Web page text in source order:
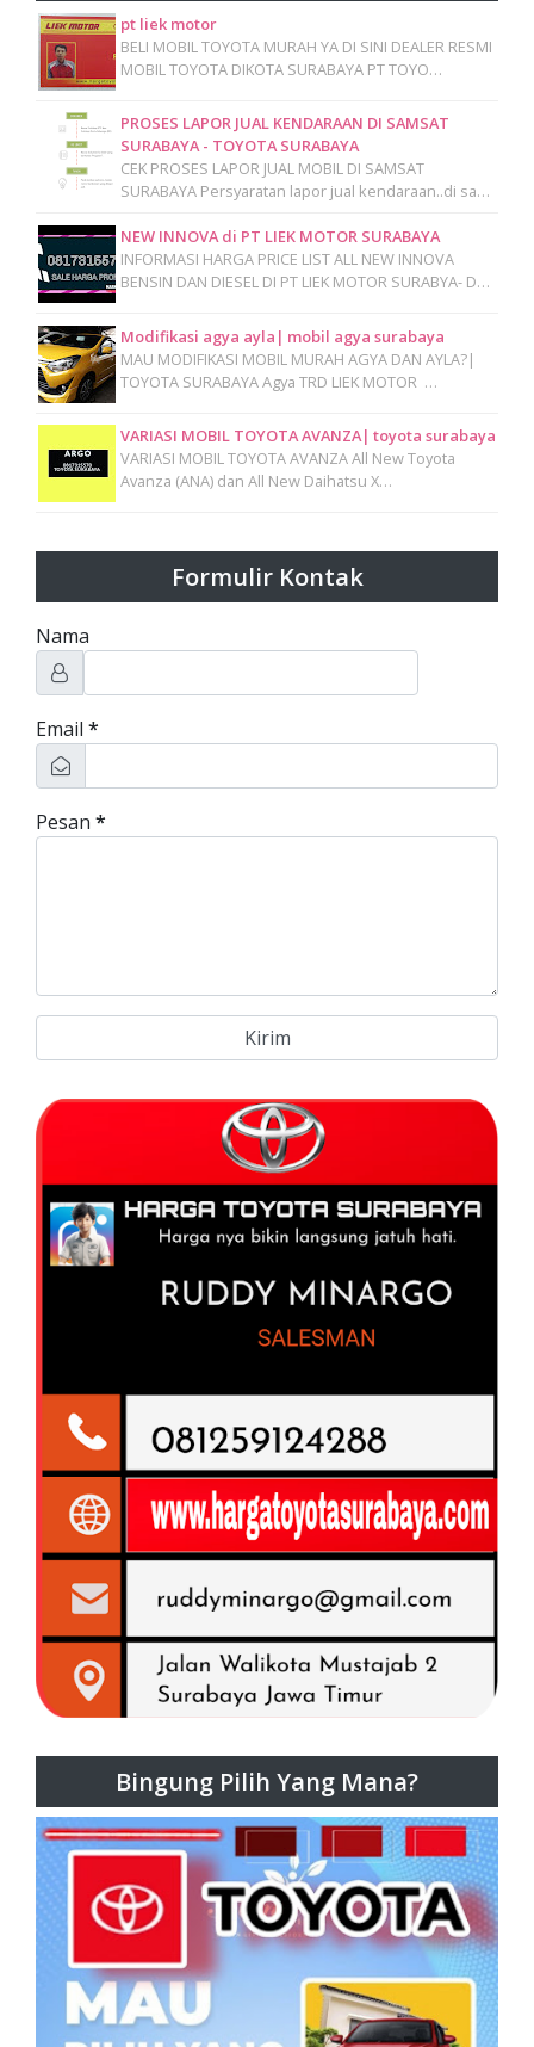
pt liek motor
BELI MOBIL TOYOTA MURAH YA DI SINI DEALER RESMI
MOBIL TOYOTA DIKOTA SURABAYA PT TOYO…
PROSES LAPOR JUAL KENDARAAN DI SAMSAT
SURABAYA - TOYOTA SURABAYA
CEK PROSES LAPOR JUAL MOBIL DI SAMSAT
SURABAYA Persyaratan lapor jual kendaraan..di sa…
NEW INNOVA di PT LIEK MOTOR SURABAYA
INFORMASI HARGA PRICE LIST ALL NEW INNOVA
BENSIN DAN DIESEL DI PT LIEK MOTOR SURABYA- D…
Modifikasi agya ayla| mobil agya surabaya
MAU MODIFIKASI MOBIL MURAH AGYA DAN AYLA?|
TOYOTA SURABAYA Agya TRD LIEK MOTOR …
VARIASI MOBIL TOYOTA AVANZA| toyota surabaya
VARIASI MOBIL TOYOTA AVANZA All New Toyota
Avanza (ANA) dan All New Daihatsu X…
Formulir Kontak
Nama
Email *
Pesan *
Bingung Pilih Yang Mana?